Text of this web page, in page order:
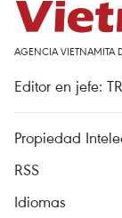
AGENCIA VIETNAMITA
Editor en jefe:
Propiedad
RSS
Idiomas